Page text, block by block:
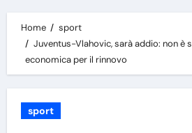
Home
sport
Juventus-Vlahovic, sarà addio: non è
economica per il rinnovo
sport